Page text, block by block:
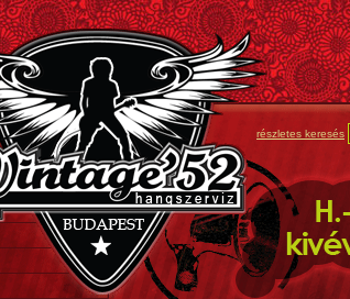
részletes keresés